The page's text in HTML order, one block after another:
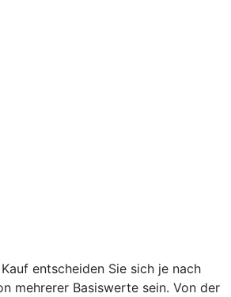
entscheiden Sie sich je nach
mehrerer Basiswerte sein. Von der